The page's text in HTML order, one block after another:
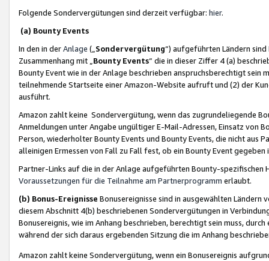
Folgende Sondervergütungen sind derzeit verfügbar: hier.
(a) Bounty Events
In den in derAnlage („ Sondervergütung“) aufgeführten Ländern
Zusammenhang mit „ Bounty Events“ die in dieser Ziffer 4 (a)
Bounty Event wie in der Anlage beschrieben anspruchsberechtigt sein
teilnehmende Startseite einer Amazon-Website aufruft und (2) der
ausführt.
Amazon zahlt keine Sondervergütung, wenn das zugrundeliegende
Anmeldungen unter Angabe ungültiger E-Mail-Adressen, Einsatz von
Person, wiederholter Bounty Events und Bounty Events, die nicht
alleinigen Ermessen von Fall zu Fall fest, ob ein Bounty Event
Partner-Links auf die in der Anlage aufgeführten Bounty-spezifischen
Voraussetzungen für die Teilnahme am Partnerprogramm erlaubt.
(b) Bonus-Ereignisse Bonusereignisse sind in ausgewählten Ländern
diesem Abschnitt 4(b) beschriebenen Sondervergütungen in
Bonusereignis, wie im Anhang beschrieben, berechtigt sein muss,
während der sich daraus ergebenden Sitzung die im Anhang
Amazon zahlt keine Sondervergütung, wenn ein Bonusereignis